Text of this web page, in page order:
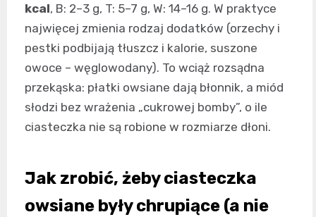
kcal, B: 2–3 g, T: 5–7 g, W: 14–16 g. W praktyce
najwięcej zmienia rodzaj dodatków (orzechy i
pestki podbijają tłuszcz i kalorie, suszone
owoce – węglowodany). To wciąż rozsądna
przekąska: płatki owsiane dają błonnik, a miód
słodzi bez wrażenia „cukrowej bomby”, o ile
ciasteczka nie są robione w rozmiarze dłoni.
Jak zrobić, żeby ciasteczka
owsiane były chrupiące (a nie